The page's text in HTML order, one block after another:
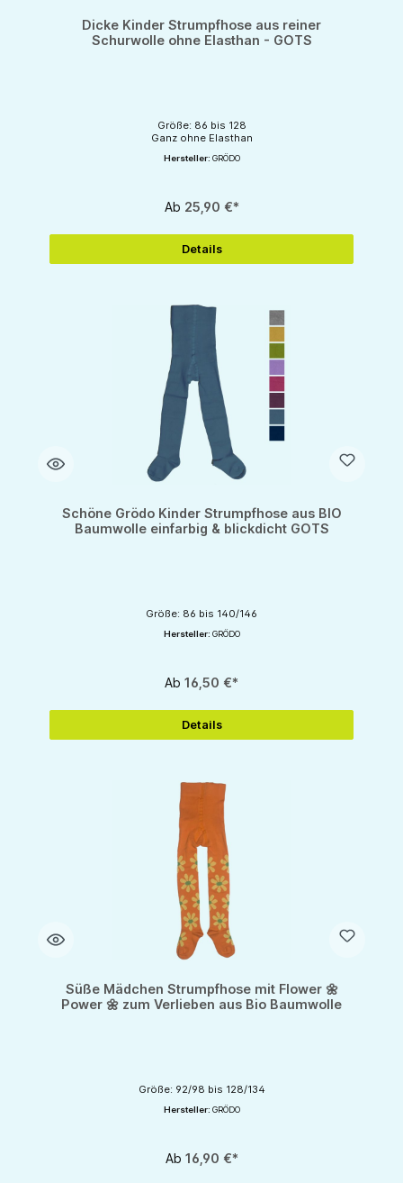
Dicke Kinder Strumpfhose aus reiner
Schurwolle ohne Elasthan - GOTS
Größe: 86 bis 128
Ganz ohne Elasthan
Hersteller: GRÖDO
Ab 25,90 €*
Details
Schöne Grödo Kinder Strumpfhose aus BIO
Baumwolle einfarbig & blickdicht GOTS
Größe: 86 bis 140/146
Hersteller: GRÖDO
Ab 16,50 €*
Details
Süße Mädchen Strumpfhose mit Flower 🌼
Power 🌼 zum Verlieben aus Bio Baumwolle
Größe: 92/98 bis 128/134
Hersteller: GRÖDO
Ab 16,90 €*